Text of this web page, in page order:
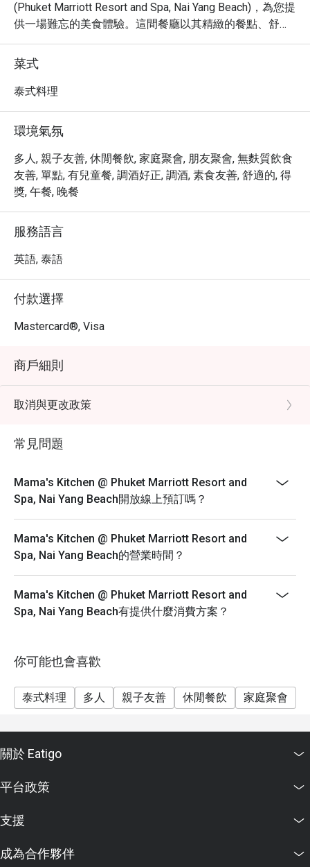
(Phuket Marriott Resort and Spa, Nai Yang Beach)，為您提
供一場難忘的美食體驗。這間餐廳以其精緻的餐點、舒適
的氛圍，以及絕佳的戶外用餐區而聞名，無論是與摯愛共
享浪漫時光，或是與親友歡聚，都能在此找到完美的用餐
選擇。
・ 在 Mama's Kitchen，您可以在悠閒的午餐、豐盛的晚
提供室外雅座，讓您在欣賞美景的同時品嚐美食；對於行
動不便的客人，也提供無障礙入口，確保人人都能輕鬆抵
達。此外，寬敞的免費停車場也為自駕的客人提供了極大
的便利。
・ Mama's Kitchen 的魅力不止於此，它還擁有一個設備齊
酒等多元飲品，更有令人期待的 Happy Hour 優惠。這裡
的氛圍新潮且舒適，適合各種場合。無論您是獨自前來尋
求片刻寧靜，或是與家人朋友一同用餐，Mama's Kitchen
美。
・ 透過 Eatigo 預訂 Mama's Kitchen，您即可享受最高 5
折的獨家優惠，讓您的美味體驗更加物超所值。立即預
菜式
泰式料理
環境氣氛
多人, 親子友善, 休閒餐飲, 家庭聚會, 朋友聚會, 無麩質飲食
友善, 單點, 有兒童餐, 調酒好正, 調酒, 素食友善, 舒適的, 得
獎, 午餐, 晚餐
服務語言
英語, 泰語
付款選擇
Mastercard®, Visa
商戶細則
取消與更改政策
常見問題
Mama's Kitchen @ Phuket Marriott Resort and
Spa, Nai Yang Beach開放線上預訂嗎？
Mama's Kitchen @ Phuket Marriott Resort and
Spa, Nai Yang Beach的營業時間？
Mama's Kitchen @ Phuket Marriott Resort and
Spa, Nai Yang Beach有提供什麼消費方案？
你可能也會喜歡
泰式料理 多人 親子友善 休閒餐飲 家庭聚會
關於 Eatigo
平台政策
支援
成為合作夥伴